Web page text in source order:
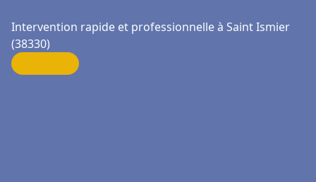
Intervention rapide et professionnelle à Saint Ismier
(38330)